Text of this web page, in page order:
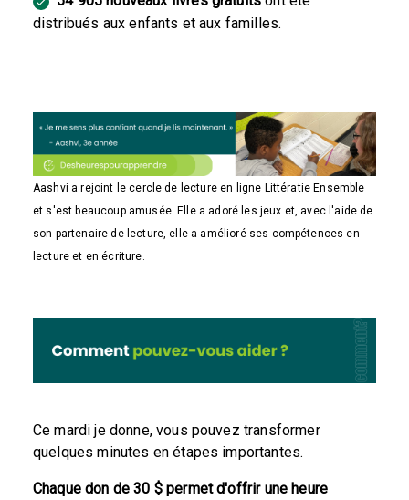
distribués aux enfants et aux familles.
Aashvi a rejoint le cercle de lecture en ligne Littératie Ensemble
et s'est beaucoup amusée. Elle a adoré les jeux et, avec l'aide de
son partenaire de lecture, elle a amélioré ses compétences en
lecture et en écriture.
Ce mardi je donne, vous pouvez transformer
quelques minutes en étapes importantes.
Chaque don de 30 $ permet d'offrir une heure